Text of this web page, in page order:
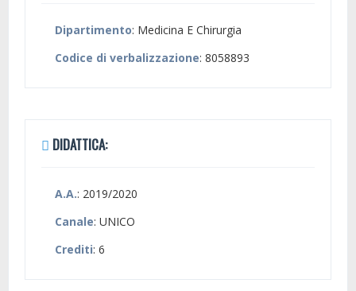
Dipartimento: Medicina E Chirurgia
Codice di verbalizzazione: 8058893
DIDATTICA:
A.A.: 2019/2020
Canale: UNICO
Crediti: 6